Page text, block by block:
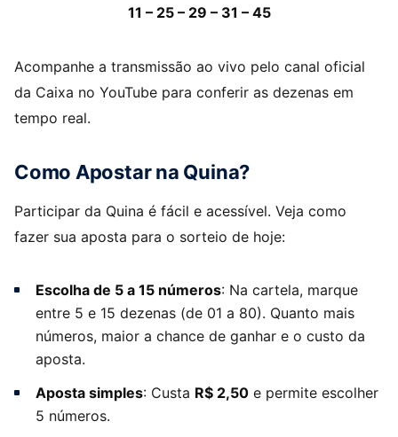
11 – 25 – 29 – 31 – 45
Acompanhe a transmissão ao vivo pelo canal oficial
da Caixa no YouTube para conferir as dezenas em
tempo real.
Como Apostar na Quina?
Participar da Quina é fácil e acessível. Veja como
fazer sua aposta para o sorteio de hoje:
Escolha de 5 a 15 números: Na cartela, marque
entre 5 e 15 dezenas (de 01 a 80). Quanto mais
números, maior a chance de ganhar e o custo da
aposta.
Aposta simples: Custa R$ 2,50 e permite escolher
5 números.